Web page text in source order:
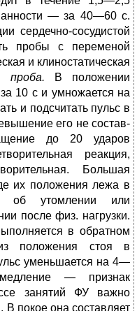
— за 40—60 с.
сердечно-сосудистой
пробы с переменой
и клиностатическая
проба. В положении
10 с и умножается на
и подсчи­тать пульс в
его не состав­
до 20 ударов
реакция,
Большая
их положения лежа в
об утомлении или
после физ. нагрузки.
в обратном
положения стоя в
уменьшается на 4—
— признак
занятий ФУ важно
В покое она составляет